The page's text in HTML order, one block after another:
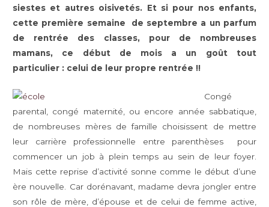
siestes et autres oisivetés. Et si pour nos enfants,
cette première semaine de septembre a un parfum
de rentrée des classes, pour de nombreuses
mamans, ce début de mois a un goût tout
particulier : celui de leur propre rentrée !!
Congé
parental, congé maternité, ou encore année sabbatique,
de nombreuses mères de famille choisissent de mettre
leur carrière professionnelle entre parenthèses pour
commencer un job à plein temps au sein de leur foyer.
Mais cette reprise d’activité sonne comme le début d’une
ère nouvelle. Car dorénavant, madame devra jongler entre
son rôle de mère, d’épouse et de celui de femme active,